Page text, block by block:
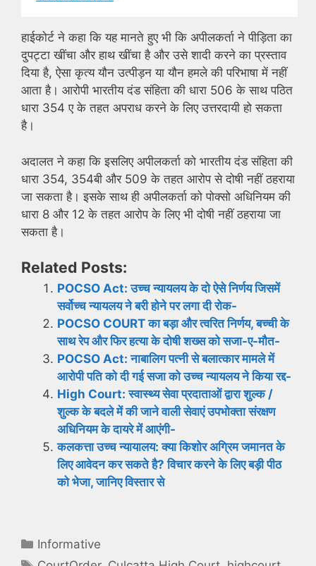
हाईकोर्ट ने कहा कि यह मानते हुए भी कि अपीलकर्ता ने पीड़िता का
दुपट्टा खींचा और हाथ खींचा है और उसे शादी करने का प्रस्ताव
दिया है, ऐसा कृत्य यौन उत्पीड़न या यौन हमले की परिभाषा में नहीं
आता है। आरोपी भारतीय दंड संहिता की धारा 506 के साथ पठित
धारा 354 ए के तहत अपराध करने के लिए उत्तरदायी हो सकता
है।
अदालत ने कहा कि इसलिए अपीलकर्ता को भारतीय दंड संहिता की
धारा 354, 354बी और 509 के तहत आरोप से दोषी नहीं ठहराया
जा सकता है। इसके साथ ही अपीलकर्ता को पोक्सो अधिनियम की
धारा 8 और 12 के तहत आरोप के लिए भी दोषी नहीं ठहराया जा
सकता है।
Related Posts:
POCSO Act: उच्च न्यायलय के दो ऐसे निर्णय जिसमें
सर्वोच्च न्यायलय ने बरी होने पर लगा दी रोक-
POCSO COURT का बड़ा और त्वरित निर्णय, बच्ची के
साथ रेप और फिर हत्या के दोषी शख्स को सजा-ए-मौत-
POCSO Act: नाबालिग पत्नी से बलात्कार मामले में
आरोपी पति को दी गई सजा को उच्च न्यायलय ने किया रद्द-
High Court: स्वास्थ्य सेवा प्रदाताओं द्वारा शुल्क /
शुल्क के बदले में की जाने वाली सेवाएं उपभोक्ता संरक्षण
अधिनियम के दायरे में आएंगी-
कलकत्ता उच्च न्यायालय: क्या किशोर अग्रिम जमानत के
लिए आवेदन कर सकते है? विचार करने के लिए बड़ी पीठ
को भेजा, जानिए विस्तार से
Categories
Informative
Tags